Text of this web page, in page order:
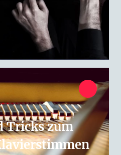
Tricks zum